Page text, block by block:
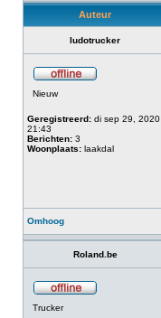
Auteur
ludotrucker
Nieuw
Geregistreerd: di sep 29, 2020
21:43
Berichten: 3
Woonplaats: laakdal
Omhoog
Roland.be
Trucker